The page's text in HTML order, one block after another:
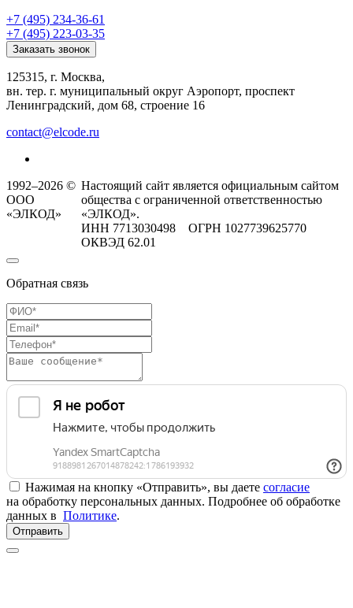
+7 (495) 234-36-61
+7 (495) 223-03-35
Заказать звонок
125315, г. Москва,
вн. тер. г. муниципальный округ Аэропорт, проспект
Ленинградский, дом 68, строение 16
contact@elcode.ru
1992–2026 ©
ООО
«ЭЛКОД»
Настоящий сайт является официальным сайтом
общества с ограниченной ответственностью
«ЭЛКОД».
ИНН 7713030498 ОГРН 1027739625770
ОКВЭД 62.01
Обратная связь
Нажимая на кнопку «Отправить», вы даете согласие
на обработку персональных данных. Подробнее об обработке
данных в Политике.
Отправить